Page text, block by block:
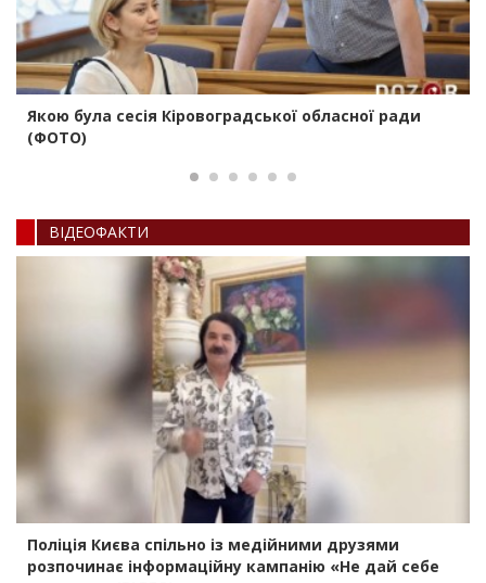
Якою була сесія Кіровоградської обласної ради
(ФОТО)
ВIДЕОФАКТИ
Поліція Києва спільно із медійними друзями
розпочинає інформаційну кампанію «Не дай себе